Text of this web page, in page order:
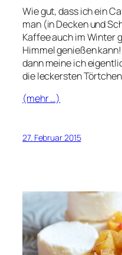
Wie gut, dass ich ein
man (in Decken und
Kaffee auch im Winter
Himmel genießen
dann meine ich
die leckersten
(mehr …)
27. Februar 2015